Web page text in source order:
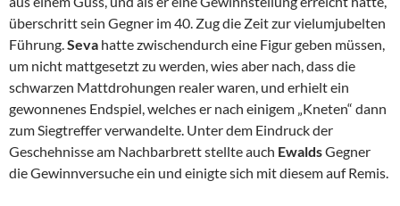
überschritt sein Gegner im 40. Zug die Zeit zur vielumjubelten
Führung.Seva hatte zwischendurch eine Figur geben müssen,
um nicht mattgesetzt zu werden, wies aber nach, dass die
schwarzen Mattdrohungen realer waren, und erhielt ein
gewonnenes Endspiel, welches er nach einigem „Kneten“ dann
zum Siegtreffer verwandelte. Unter dem Eindruck der
Geschehnisse am Nachbarbrett stellte auch EwaldsGegner
die Gewinnversuche ein und einigte sich mit diesem auf Remis.